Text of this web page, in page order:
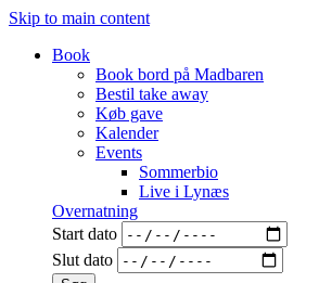
Skip to main content
Book
Book bord på Madbaren
Bestil take away
Køb gave
Kalender
Events
Sommerbio
Live i Lynæs
Overnatning
Start dato
Slut dato